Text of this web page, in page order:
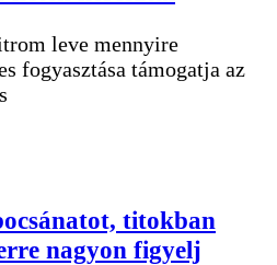
leve mennyire
fogyasztása támogatja az
titokban
nagyon figyelj